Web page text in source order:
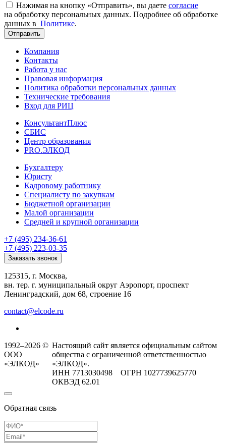
Нажимая на кнопку «Отправить», вы даете согласие
на обработку персональных данных. Подробнее об обработке
данных в Политике.
Отправить
Компания
Контакты
Работа у нас
Правовая информация
Политика обработки персональных данных
Технические требования
Вход для РИЦ
КонсультантПлюс
СБИС
Центр образования
PRO.ЭЛКОД
Бухгалтеру
Юристу
Кадровому работнику
Специалисту по закупкам
Бюджетной организации
Малой организации
Средней и крупной организации
+7 (495) 234-36-61
+7 (495) 223-03-35
Заказать звонок
125315, г. Москва,
вн. тер. г. муниципальный округ Аэропорт, проспект
Ленинградский, дом 68, строение 16
contact@elcode.ru
1992–2026 ©
ООО
«ЭЛКОД»
Настоящий сайт является официальным сайтом
общества с ограниченной ответственностью
«ЭЛКОД».
ИНН 7713030498 ОГРН 1027739625770
ОКВЭД 62.01
Обратная связь